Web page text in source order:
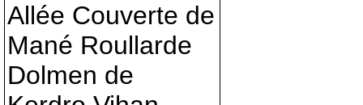
Allée Couverte de
Mané Roullarde
Dolmen de